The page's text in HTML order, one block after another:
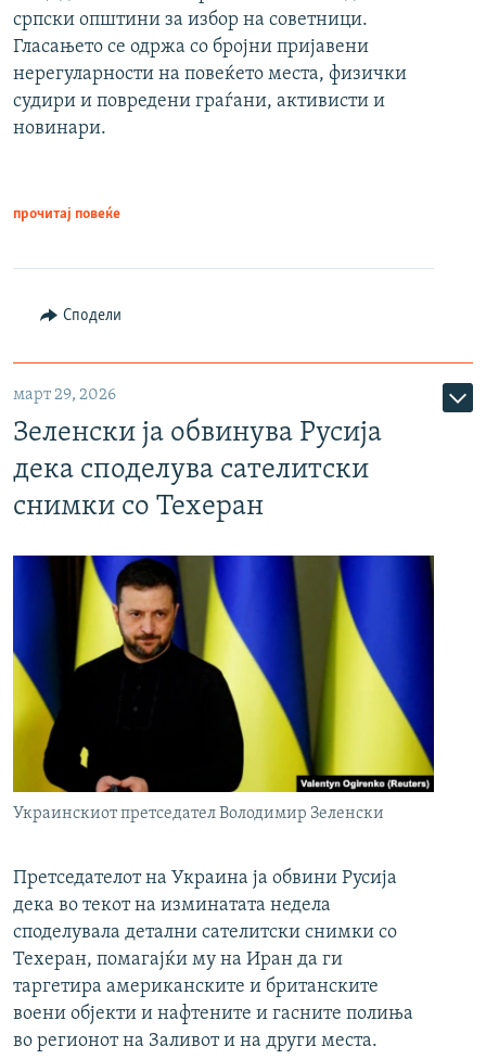
српски општини за избор на советници.
Гласањето се одржа со бројни пријавени
нерегуларности на повеќето места, физички
судири и повредени граѓани, активисти и
новинари.
прочитај повеќе
Сподели
март 29, 2026
Зеленски ја обвинува Русија
дека споделува сателитски
снимки со Техеран
Украинскиот претседател Володимир Зеленски
Претседателот на Украина ја обвини Русија
дека во текот на изминатата недела
споделувала детални сателитски снимки со
Техеран, помагајќи му на Иран да ги
таргетира американските и британските
воени објекти и нафтените и гасните полиња
во регионот на Заливот и на други места.